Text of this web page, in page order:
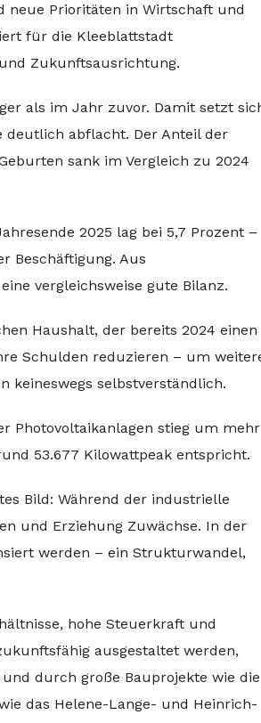
neue Prioritäten in Wirtschaft und
für die Kleeblattstadt
Zukunftsausrichtung.
als im Jahr zuvor. Damit setzt
deutlich abflacht. Der Anteil der
sank im Vergleich zu 2024
2025 lag bei 5,7 Prozent –
Beschäftigung. Aus
vergleichsweise gute Bilanz.
Haushalt, der bereits 2024 einen
Schulden reduzieren – um
keineswegs selbstverständlich.
Photovoltaikanlagen stieg um mehr
53.677 Kilowattpeak entspricht.
Bild: Während der industrielle
und Erziehung Zuwächse. In der
werden – ein Strukturwandel,
hohe Steuerkraft und
ausgestaltet werden,
durch große Bauprojekte wie die
das Helene-Lange- und Heinrich-